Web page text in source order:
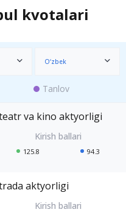
kvotalari
O‘zbek
Tanlov
va kino aktyorligi
125.8 94.3
aktyorligi